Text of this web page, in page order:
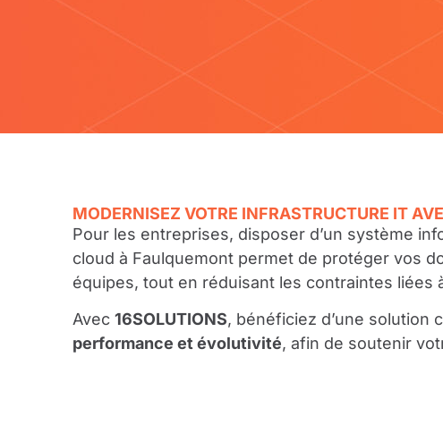
MODERNISEZ VOTRE INFRASTRUCTURE IT
Pour les entreprises, disposer d’un système
cloud à Faulquemont permet de protéger vos
équipes, tout en réduisant les contraintes liées
Avec 16SOLUTIONS, bénéficiez d’une solution
performance et évolutivité, afin de soutenir